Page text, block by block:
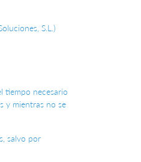
S.L.)
tiempo necesario
y mientras no se
salvo por